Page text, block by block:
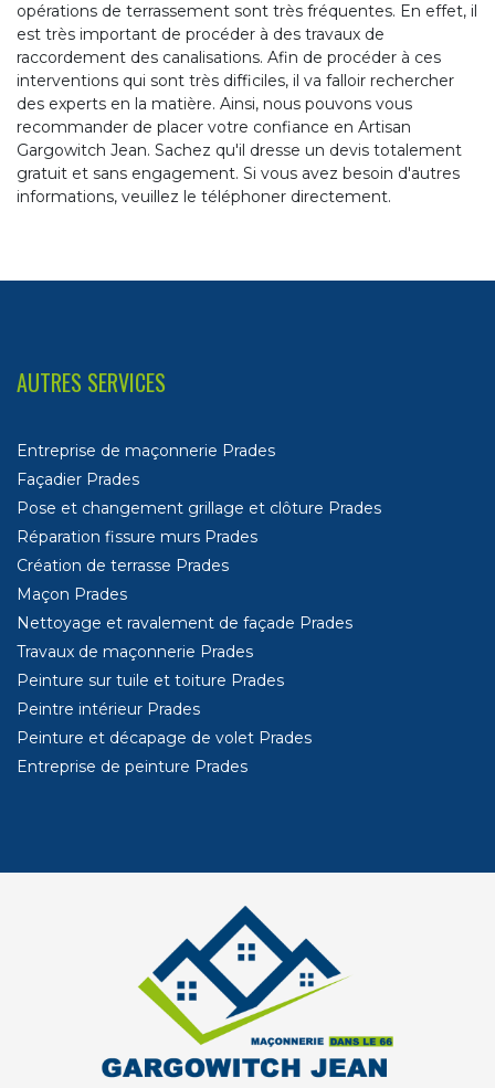
opérations de terrassement sont très fréquentes. En effet, il
est très important de procéder à des travaux de
raccordement des canalisations. Afin de procéder à ces
interventions qui sont très difficiles, il va falloir rechercher
des experts en la matière. Ainsi, nous pouvons vous
recommander de placer votre confiance en Artisan
Gargowitch Jean. Sachez qu'il dresse un devis totalement
gratuit et sans engagement. Si vous avez besoin d'autres
informations, veuillez le téléphoner directement.
AUTRES SERVICES
Entreprise de maçonnerie Prades
Façadier Prades
Pose et changement grillage et clôture Prades
Réparation fissure murs Prades
Création de terrasse Prades
Maçon Prades
Nettoyage et ravalement de façade Prades
Travaux de maçonnerie Prades
Peinture sur tuile et toiture Prades
Peintre intérieur Prades
Peinture et décapage de volet Prades
Entreprise de peinture Prades